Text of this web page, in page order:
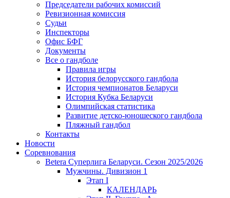
Председатели рабочих комиссий
Ревизионная комиссия
Судьи
Инспекторы
Офис БФГ
Документы
Все о гандболе
Правила игры
История белорусского гандбола
История чемпионатов Беларуси
История Кубка Беларуси
Олимпийская статистика
Развитие детско-юношеского гандбола
Пляжный гандбол
Контакты
Новости
Соревнования
Betera Суперлига Беларуси. Сезон 2025/2026
Мужчины. Дивизион 1
Этап I
КАЛЕНДАРЬ